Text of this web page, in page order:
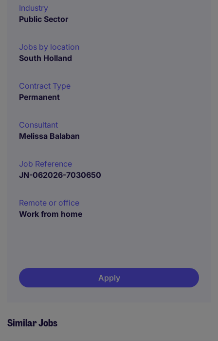
Industry
Public Sector
Jobs by location
South Holland
Contract Type
Permanent
Consultant
Melissa Balaban
Job Reference
JN-062026-7030650
Remote or office
Work from home
Apply
Similar Jobs